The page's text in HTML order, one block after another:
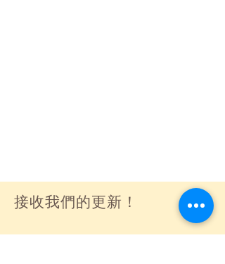
接收我們的更新！